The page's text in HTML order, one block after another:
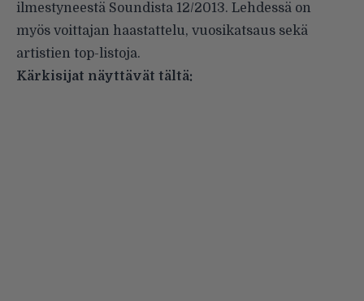
ilmestyneestä Soundista 12/2013. Lehdessä on
myös voittajan haastattelu, vuosikatsaus sekä
artistien top-listoja.
Kärkisijat näyttävät tältä: